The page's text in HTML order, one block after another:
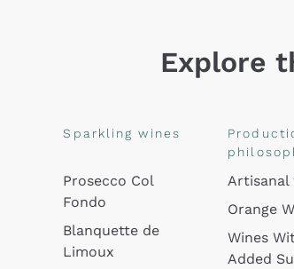
Explore
Sparkling wines
Prosecco Col
Fondo
Blanquette de
Limoux
Artisanal
Orange
Wines
Added